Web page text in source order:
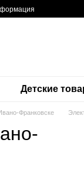
Детские
Франковске